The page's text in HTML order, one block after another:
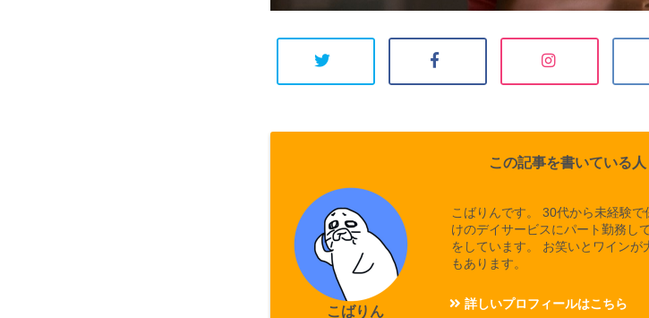
この記事を書いている人
こばりん
こばりんです。 30代から未経験
けのデイサービスにパート勤務し
をしています。 お笑いとワイン
もあります。
詳しいプロフィールはこちら